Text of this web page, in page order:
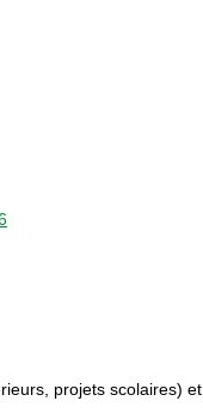
projets scolaires) et